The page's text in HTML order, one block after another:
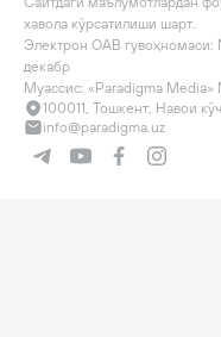
хавола кўрсатилиши шарт.
Электрон ОАВ гувоҳномаси:
декабр
Муассис: «Paradigma
100011, Тошкент, Навои
info@paradigma.uz